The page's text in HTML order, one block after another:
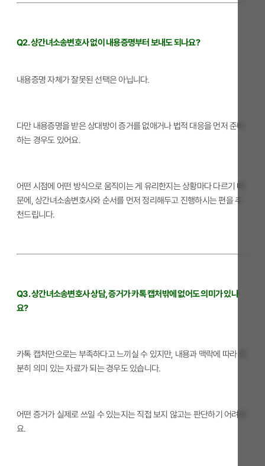
Q2. 상간녀소송변호사 없이 내용증명부터 보내도 되나요?
내용증명 자체가 잘못된 선택은 아닙니다.
다만 내용증명을 받은 상대방이 증거를 없애거나 법적 대응을 먼저 준비
하는 경우도 있어요.
어떤 시점에 어떤 방식으로 움직이는 게 유리한지는 상황마다 다르기 때
문에, 상간녀소송변호사와 순서를 먼저 정리해두고 진행하시는 편을 추
천드립니다.
Q3. 상간녀소송변호사 상담, 증거가 카톡 캡처밖에 없어도 의미가 있나
요?
카톡 캡처만으로는 부족하다고 느끼실 수 있지만, 내용과 맥락에 따라 충
분히 의미 있는 자료가 되는 경우도 있습니다.
어떤 증거가 실제로 쓰일 수 있는지는 직접 보지 않고는 판단하기 어려워
요.